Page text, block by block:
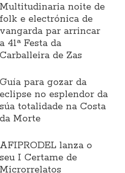
Multitudinaria noite de
folk e electrónica de
vangarda par arrincar
a 41ª Festa da
Carballeira de Zas
Guía para gozar da
eclipse no esplendor da
súa totalidade na Costa
da Morte
AFIPRODEL lanza o
seu I Certame de
Microrrelatos